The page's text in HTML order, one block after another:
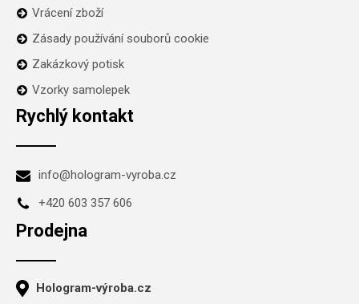
Vrácení zboží
Zásady používání souborů cookie
Zakázkový potisk
Vzorky samolepek
Rychlý kontakt
info@hologram-vyroba.cz
+420 603 357 606
Prodejna
Hologram-výroba.cz